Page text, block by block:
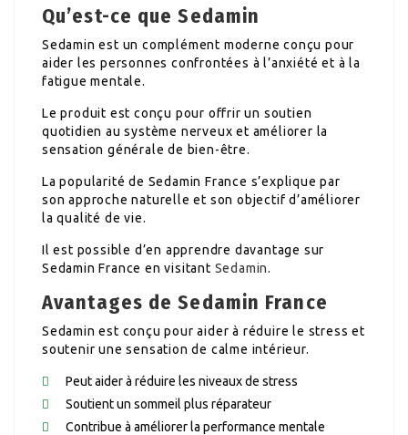
Qu’est-ce que Sedamin
Sedamin est un complément moderne conçu pour
aider les personnes confrontées à l’anxiété et à la
fatigue mentale.
Le produit est conçu pour offrir un soutien
quotidien au système nerveux et améliorer la
sensation générale de bien-être.
La popularité de Sedamin France s’explique par
son approche naturelle et son objectif d’améliorer
la qualité de vie.
Il est possible d’en apprendre davantage sur
Sedamin France en visitant Sedamin.
Avantages de Sedamin France
Sedamin est conçu pour aider à réduire le stress et
soutenir une sensation de calme intérieur.
Peut aider à réduire les niveaux de stress
Soutient un sommeil plus réparateur
Contribue à améliorer la performance mentale